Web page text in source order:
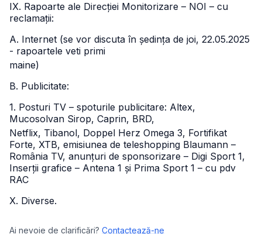
IX. Rapoarte ale Direcției Monitorizare – NOI – cu
reclamații:
A. Internet (se vor discuta în ședința de joi, 22.05.2025
- rapoartele veti primi
maine)
B. Publicitate:
1. Posturi TV – spoturile publicitare: Altex,
Mucosolvan Sirop, Caprin, BRD,
Netflix, Tibanol, Doppel Herz Omega 3, Fortifikat
Forte, XTB, emisiunea de teleshopping Blaumann –
România TV, anunțuri de sponsorizare – Digi Sport 1,
Inserții grafice – Antena 1 și Prima Sport 1 – cu pdv
RAC
X. Diverse.
Ai nevoie de clarificări? Contactează-ne